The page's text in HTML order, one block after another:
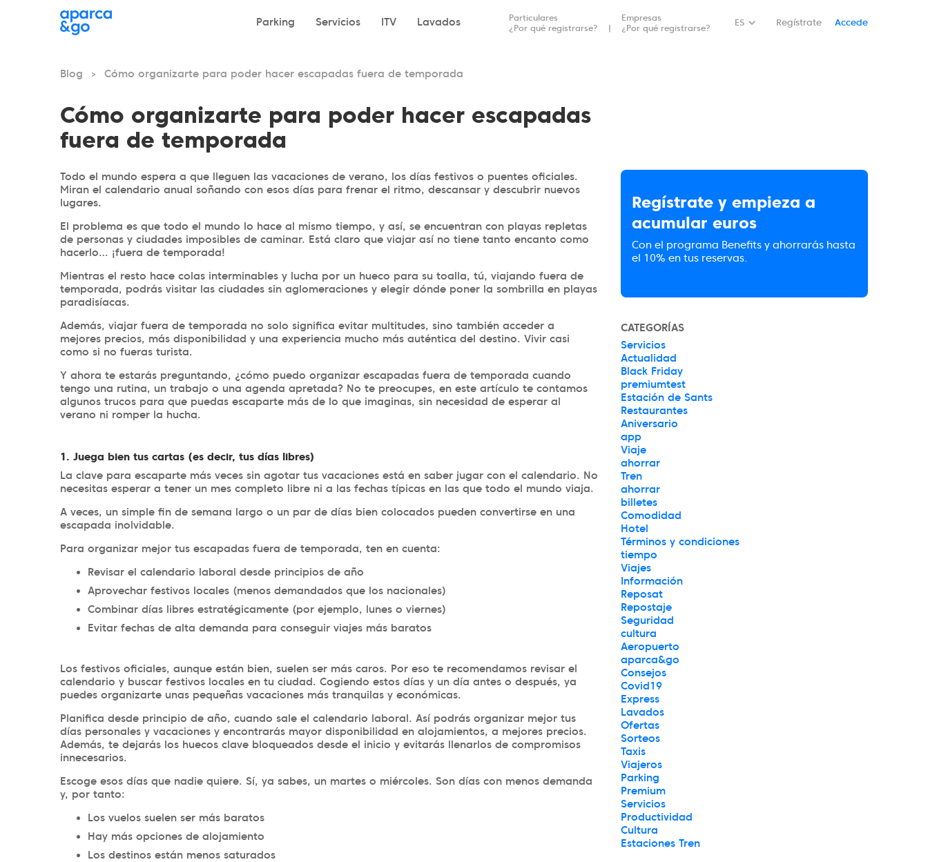
Parking Servicios ITV Lavados
Particulares
¿Por qué registrarse?
Empresas
¿Por qué registrarse?
ES Regístrate Accede
Blog > Cómo organizarte para poder hacer escapadas fuera de temporada
Cómo organizarte para poder hacer escapadas
fuera de temporada
Todo el mundo espera a que lleguen las vacaciones de verano, los días festivos o puentes oficiales.
Miran el calendario anual soñando con esos días para frenar el ritmo, descansar y descubrir nuevos
lugares.
El problema es que todo el mundo lo hace al mismo tiempo, y así, se encuentran con playas repletas
de personas y ciudades imposibles de caminar. Está claro que viajar así no tiene tanto encanto como
hacerlo… ¡fuera de temporada!
Mientras el resto hace colas interminables y lucha por un hueco para su toalla, tú, viajando fuera de
temporada, podrás visitar las ciudades sin aglomeraciones y elegir dónde poner la sombrilla en playas
paradisíacas.
Además, viajar fuera de temporada no solo significa evitar multitudes, sino también acceder a
mejores precios, más disponibilidad y una experiencia mucho más auténtica del destino. Vivir casi
como si no fueras turista.
Y ahora te estarás preguntando, ¿cómo puedo organizar escapadas fuera de temporada cuando
tengo una rutina, un trabajo o una agenda apretada? No te preocupes, en este artículo te contamos
algunos trucos para que puedas escaparte más de lo que imaginas, sin necesidad de esperar al
verano ni romper la hucha.
1. Juega bien tus cartas (es decir, tus días libres)
La clave para escaparte más veces sin agotar tus vacaciones está en saber jugar con el calendario. No
necesitas esperar a tener un mes completo libre ni a las fechas típicas en las que todo el mundo viaja.
A veces, un simple fin de semana largo o un par de días bien colocados pueden convertirse en una
escapada inolvidable.
Para organizar mejor tus escapadas fuera de temporada, ten en cuenta:
Revisar el calendario laboral desde principios de año
Aprovechar festivos locales (menos demandados que los nacionales)
Combinar días libres estratégicamente (por ejemplo, lunes o viernes)
Evitar fechas de alta demanda para conseguir viajes más baratos
Los festivos oficiales, aunque están bien, suelen ser más caros. Por eso te recomendamos revisar el
calendario y buscar festivos locales en tu ciudad. Cogiendo estos días y un día antes o después, ya
puedes organizarte unas pequeñas vacaciones más tranquilas y económicas.
Planifica desde principio de año, cuando sale el calendario laboral. Así podrás organizar mejor tus
días personales y vacaciones y encontrarás mayor disponibilidad en alojamientos, a mejores precios.
Además, te dejarás los huecos clave bloqueados desde el inicio y evitarás llenarlos de compromisos
innecesarios.
Escoge esos días que nadie quiere. Sí, ya sabes, un martes o miércoles. Son días con menos demanda
y, por tanto:
Los vuelos suelen ser más baratos
Hay más opciones de alojamiento
Los destinos están menos saturados
Regístrate y empieza a
acumular euros
Con el programa Benefits y ahorrarás hasta
el 10% en tus reservas.
CATEGORÍAS
Servicios
Actualidad
Black Friday
premiumtest
Estación de Sants
Restaurantes
Aniversario
app
Viaje
ahorrar
Tren
ahorrar
billetes
Comodidad
Hotel
Términos y condiciones
tiempo
Viajes
Información
Reposat
Repostaje
Seguridad
cultura
Aeropuerto
aparca&go
Consejos
Covid19
Express
Lavados
Ofertas
Sorteos
Taxis
Viajeros
Parking
Premium
Servicios
Productividad
Cultura
Estaciones Tren